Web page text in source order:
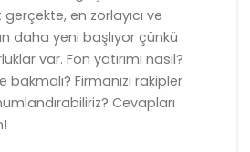
en zorlayıcı ve
daha yeni başlıyor çünkü
var. Fon yatırımı nasıl?
bakmalı? Firmanızı rakipler
Cevapları